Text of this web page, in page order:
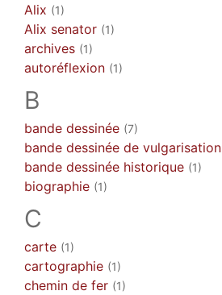
Alix (1)
Alix senator (1)
archives (1)
autoréflexion (1)
B
bande dessinée (7)
bande dessinée de vulgarisation
bande dessinée historique (1)
biographie (1)
C
carte (1)
cartographie (1)
chemin de fer (1)